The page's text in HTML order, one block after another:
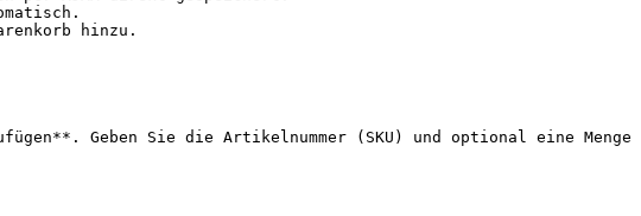
hinzu.
Geben Sie die Artikelnummer (SKU) und optional eine Menge